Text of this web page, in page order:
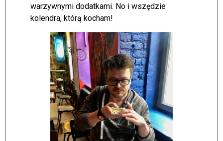
warzywnymi dodatkami. No i wszędzie
kolendra, którą kocham!